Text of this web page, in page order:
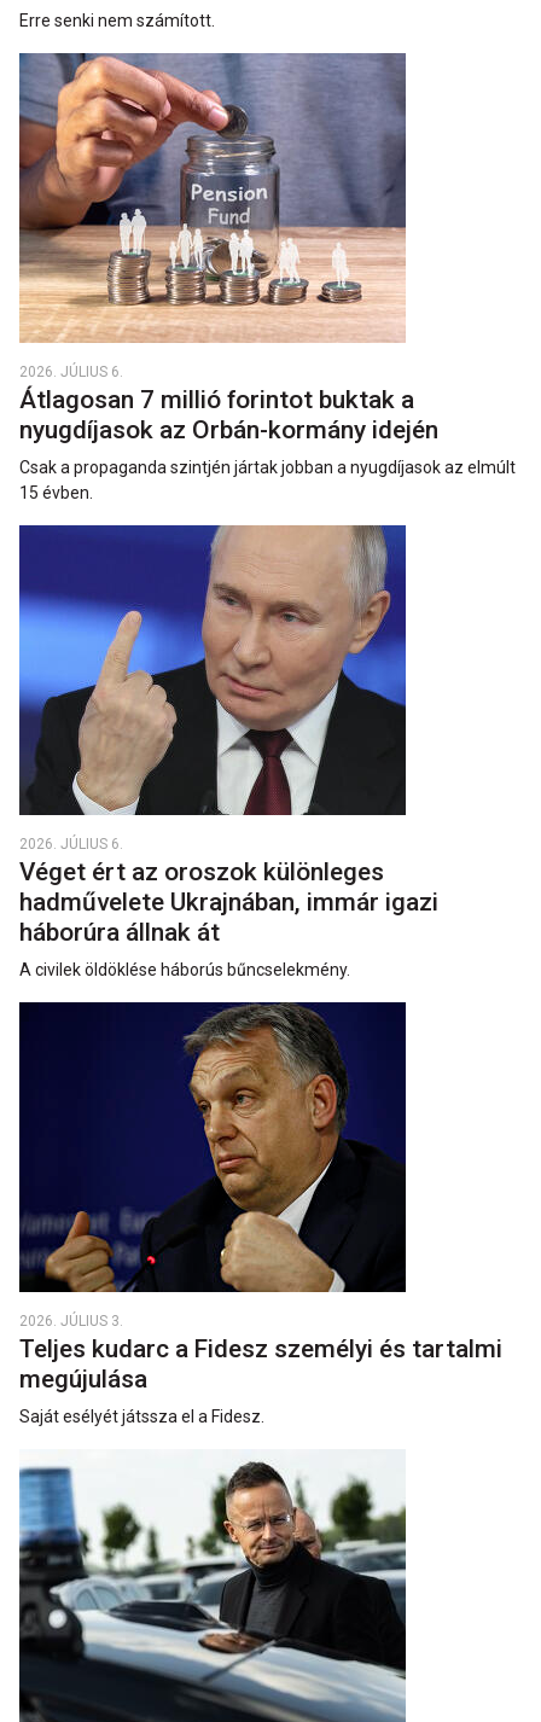
Erre senki nem számított.
2026. JÚLIUS 6.
Átlagosan 7 millió forintot buktak a
nyugdíjasok az Orbán-kormány idején
Csak a propaganda szintjén jártak jobban a nyugdíjasok az elmúlt
15 évben.
2026. JÚLIUS 6.
Véget ért az oroszok különleges
hadművelete Ukrajnában, immár igazi
háborúra állnak át
A civilek öldöklése háborús bűncselekmény.
2026. JÚLIUS 3.
Teljes kudarc a Fidesz személyi és tartalmi
megújulása
Saját esélyét játssza el a Fidesz.